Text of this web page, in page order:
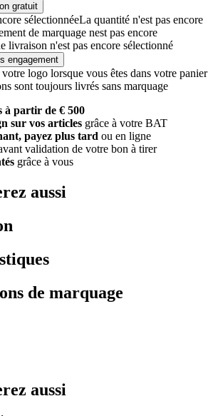
gratuit
sélectionnéeLa quantité n'est pas encore
de marquage nest pas encore
livraison n'est pas encore sélectionné
engagement
logo lorsque vous êtes dans votre panier
sont toujours livrés sans marquage
à partir de € 500
sur vos articles grâce à votre BAT
payez plus tard ou en ligne
validation de votre bon à tirer
grâce à vous
aussi
de marquage
aussi